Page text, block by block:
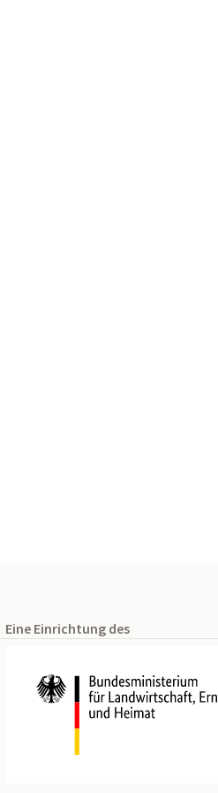
Eine Einrichtung des